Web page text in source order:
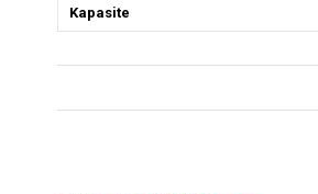
Kapasite